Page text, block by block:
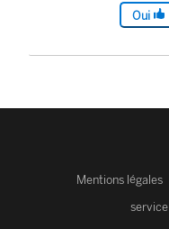
ê
Oui
Mentions légales
service